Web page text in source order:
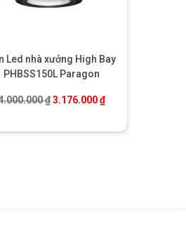
₫.
Led nhà xưởng High Bay
PHBSS150L Paragon
₫ Giá gốc là: 4.000.000 ₫.
3.176.000₫Giá hiện tại là: